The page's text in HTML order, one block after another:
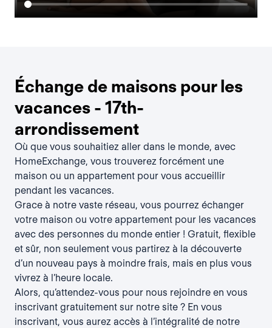
Échange de maisons pour les
vacances - 17th-
arrondissement
Où que vous souhaitiez aller dans le monde, avec
HomeExchange, vous trouverez forcément une
maison ou un appartement pour vous accueillir
pendant les vacances.
Grace à notre vaste réseau, vous pourrez échanger
votre maison ou votre appartement pour les vacances
avec des personnes du monde entier ! Gratuit, flexible
et sûr, non seulement vous partirez à la découverte
d’un nouveau pays à moindre frais, mais en plus vous
vivrez à l’heure locale.
Alors, qu’attendez-vous pour nous rejoindre en vous
inscrivant gratuitement sur notre site ? En vous
inscrivant, vous aurez accès à l’intégralité de notre